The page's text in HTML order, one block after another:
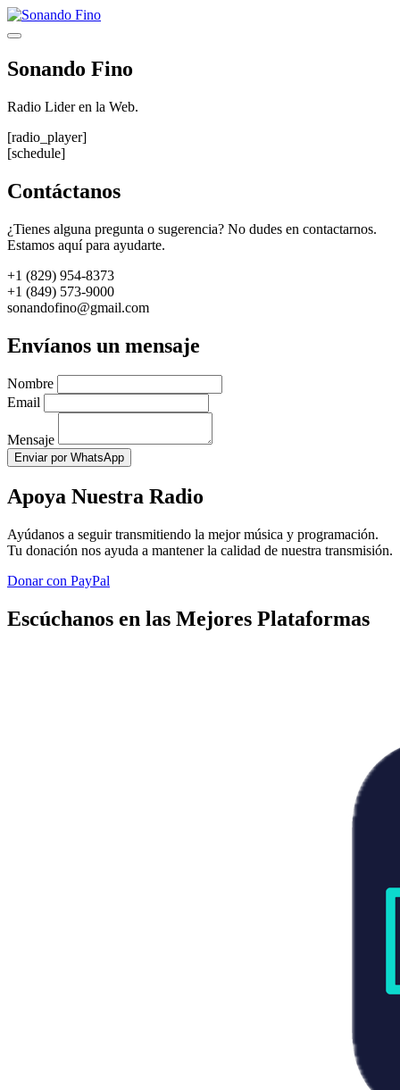
Saltar
al
Menú
Sonando Fino
Radio Lider en la Web.
[radio_player]
[schedule]
Contáctanos
¿Tienes alguna pregunta o sugerencia? No dudes en contactarnos.
Estamos aquí para ayudarte.
+1 (829) 954-8373
+1 (849) 573-9000
sonandofino@gmail.com
Envíanos un mensaje
Nombre
Email
Mensaje
Enviar por WhatsApp
Apoya Nuestra Radio
Ayúdanos a seguir transmitiendo la mejor música y programación.
Tu donación nos ayuda a mantener la calidad de nuestra transmisión.
Donar con PayPal
Escúchanos en las Mejores Plataformas